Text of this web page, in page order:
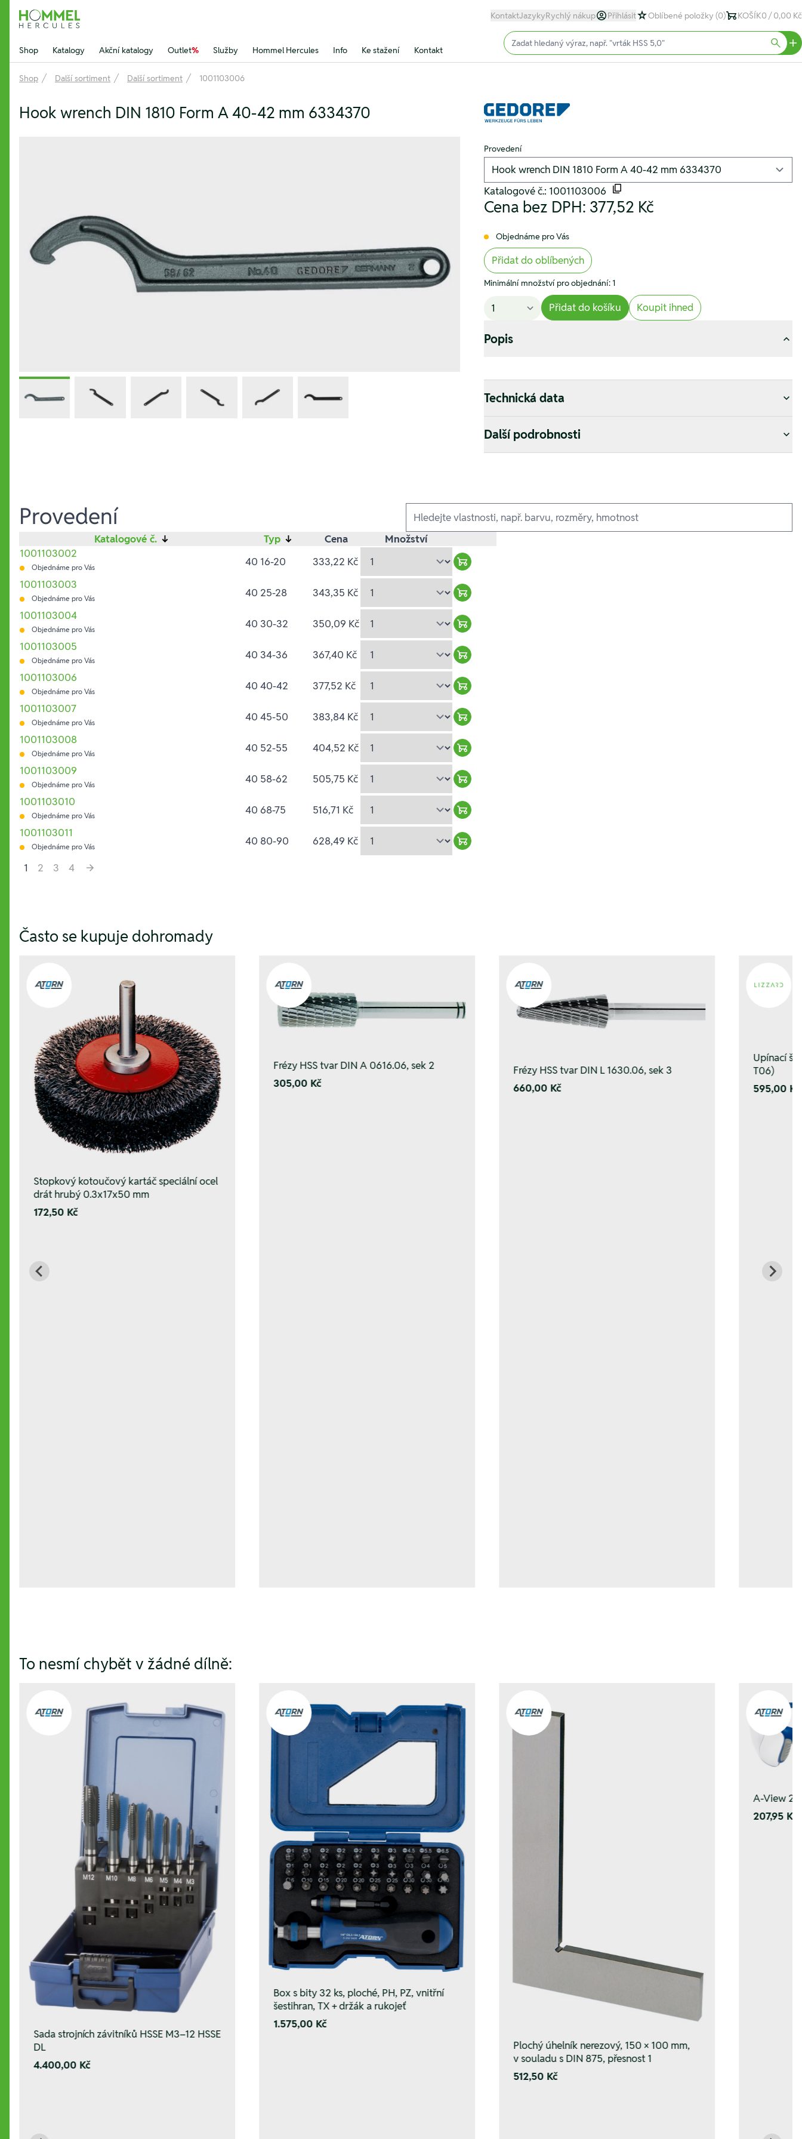
Hommel Hercules
KontaktJazykyRychlý nákup Přihlásit Oblíbené položky (0) KOŠÍK0 / 0,00 Kč
Shop Katalogy Akční katalogy Outlet% Služby Hommel Hercules Info Ke stažení Kontakt
Input (text)
Shop Další sortiment Další sortiment 1001103006
Hook wrench DIN 1810 Form A 40-42 mm 6334370
Provedení
Katalogové č.: 1001103006
Cena bez DPH: 377,52 Kč
Objednáme pro Vás
Přidat do oblíbených
Minimální množství pro objednání: 1
Přidat do košíku Koupit ihned
Popis
Technická data
Další podrobnosti
Provedení Ausführungen
Katalogové č. ↓ Typ ↓ Cena
Množství
1001103002
Objednáme pro Vás 40 16-20 333,22 Kč
Warenkorb hinzufügen
1001103003
Objednáme pro Vás 40 25-28 343,35 Kč
Warenkorb hinzufügen
1001103004
Objednáme pro Vás 40 30-32 350,09 Kč
Warenkorb hinzufügen
1001103005
Objednáme pro Vás 40 34-36 367,40 Kč
Warenkorb hinzufügen
1001103006
Objednáme pro Vás 40 40-42 377,52 Kč
Warenkorb hinzufügen
1001103007
Objednáme pro Vás 40 45-50 383,84 Kč
Warenkorb hinzufügen
1001103008
Objednáme pro Vás 40 52-55 404,52 Kč
Warenkorb hinzufügen
1001103009
Objednáme pro Vás 40 58-62 505,75 Kč
Warenkorb hinzufügen
1001103010
Objednáme pro Vás 40 68-75 516,71 Kč
Warenkorb hinzufügen
1001103011
Objednáme pro Vás 40 80-90 628,49 Kč
Warenkorb hinzufügen
1
2 3
4
Často se kupuje dohromady
Stopkový kotoučový kartáč speciální ocel
drát hrubý 0.3x17x50 mm
172,50 Kč
Frézy HSS tvar DIN A 0616.06, sek 2
305,00 Kč
Frézy HSS tvar DIN L 1630.06, sek 3
660,00 Kč
Upínací
T06)
595,00 Kč
To nesmí chybět v žádné dílně:
Sada strojních závitníků HSSE M3–12 HSSE
DL
4.400,00 Kč
Box s bity 32 ks, ploché, PH, PZ, vnitřní
šestihran, TX + držák a rukojeť
1.575,00 Kč
Plochý úhelník nerezový, 150 × 100 mm,
v souladu s DIN 875, přesnost 1
512,50 Kč
A-View 2
207,95 Kč